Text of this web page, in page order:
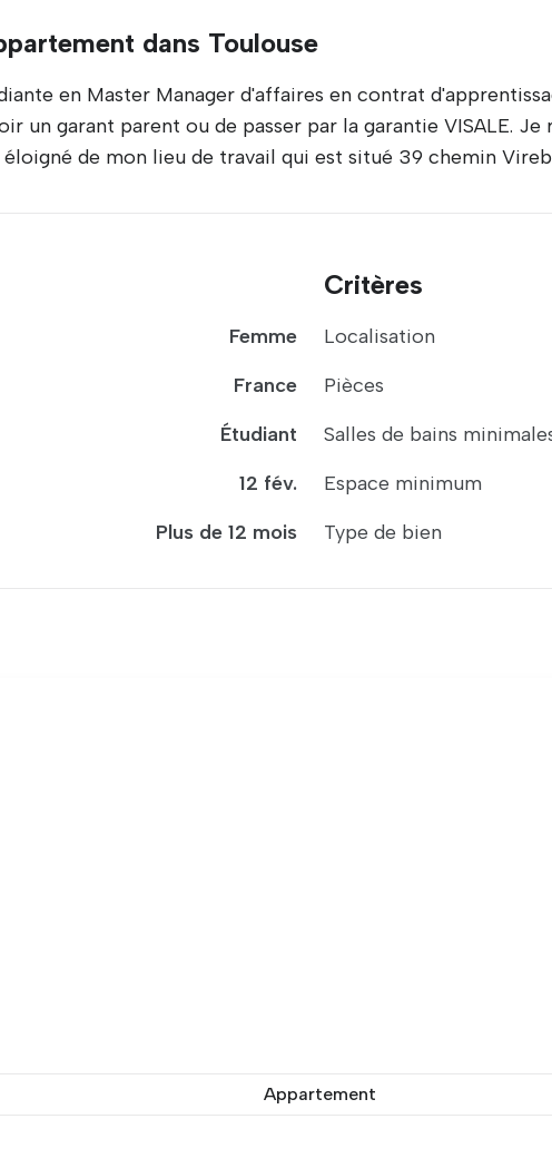
dans Toulouse
en Master Manager d'affaires en contrat
un garant parent ou de passer par la garantie VISALE.
de mon lieu de travail qui est situé 39 chemin
Femme
France
Étudiant
12 fév.
Plus de 12 mois
Critères
Localisation
Pièces
Salles de bains
Espace minimum
Type de bien
Appartement